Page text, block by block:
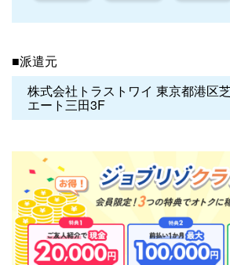
■派遣元
株式会社トラストワイ 東京都港区
エート三田3F